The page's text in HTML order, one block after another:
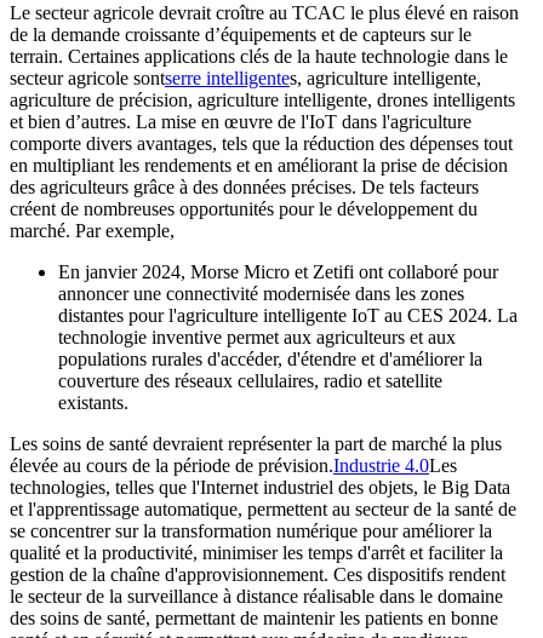
Le secteur agricole devrait croître au TCAC le plus élevé en raison
de la demande croissante d’équipements et de capteurs sur le
terrain. Certaines applications clés de la haute technologie dans le
secteur agricole sontserre intelligentes, agriculture intelligente,
agriculture de précision, agriculture intelligente, drones intelligents
et bien d’autres. La mise en œuvre de l'IoT dans l'agriculture
comporte divers avantages, tels que la réduction des dépenses tout
en multipliant les rendements et en améliorant la prise de décision
des agriculteurs grâce à des données précises. De tels facteurs
créent de nombreuses opportunités pour le développement du
marché. Par exemple,
En janvier 2024, Morse Micro et Zetifi ont collaboré pour
annoncer une connectivité modernisée dans les zones
distantes pour l'agriculture intelligente IoT au CES 2024. La
technologie inventive permet aux agriculteurs et aux
populations rurales d'accéder, d'étendre et d'améliorer la
couverture des réseaux cellulaires, radio et satellite
existants.
Les soins de santé devraient représenter la part de marché la plus
élevée au cours de la période de prévision.Industrie 4.0Les
technologies, telles que l'Internet industriel des objets, le Big Data
et l'apprentissage automatique, permettent au secteur de la santé de
se concentrer sur la transformation numérique pour améliorer la
qualité et la productivité, minimiser les temps d'arrêt et faciliter la
gestion de la chaîne d'approvisionnement. Ces dispositifs rendent
le secteur de la surveillance à distance réalisable dans le domaine
des soins de santé, permettant de maintenir les patients en bonne